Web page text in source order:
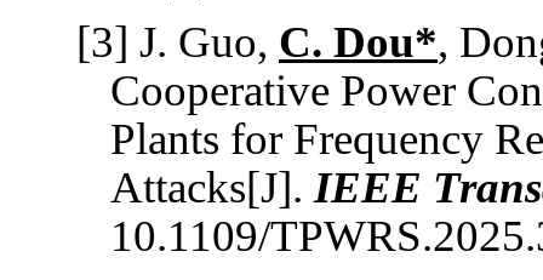
[3] J. Guo, C. Dou*,
Cooperative Power
Plants for Frequency
Attacks[J]. IEEE
10.1109/